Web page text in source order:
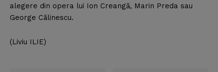
alegere din opera lui Ion Creangă, Marin Preda sau
George Călinescu.
(Liviu ILIE)